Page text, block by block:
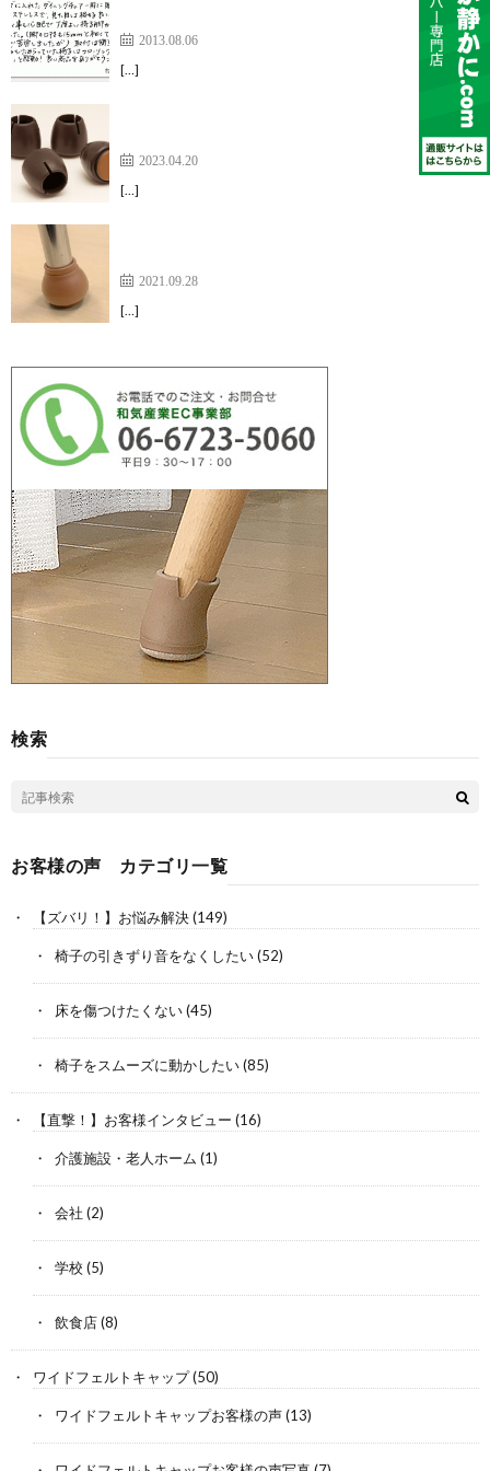
2013.08.06
[…]
毎日快適な毎日を過ごしています【ワイドスリップ
2023.04.20
[…]
2021.09.28
[…]
検索
お客様の声 カテゴリ一覧
【ズバリ！】お悩み解決(149)
椅子の引きずり音をなくしたい(52)
床を傷つけたくない(45)
椅子をスムーズに動かしたい(85)
【直撃！】お客様インタビュー (16)
介護施設・老人ホーム (1)
会社 (2)
学校 (5)
飲食店(8)
ワイドフェルトキャップ(50)
ワイドフェルトキャップお客様の声(13)